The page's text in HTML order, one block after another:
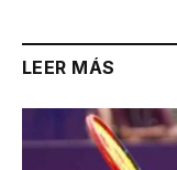
LEER MÁS